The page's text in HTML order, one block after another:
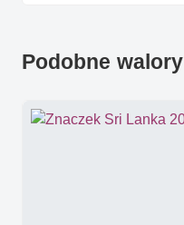
Podobne walory